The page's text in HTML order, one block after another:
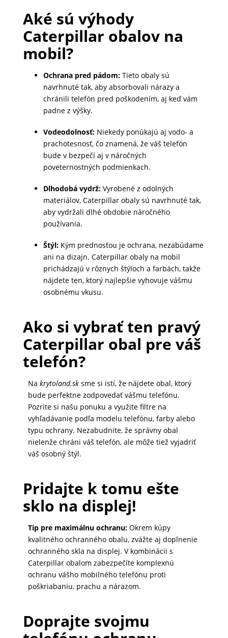
AUTOPRÍSLUŠENSTVO
DOMÁCNOSŤ
FOTO,
AUDIO-
SPOTREBIČE
ŽIVOTNÝ
OUTDOOR
ZDRAVIE
Aké sú výhody
Caterpillar obalov na
mobil?
Ochrana pred pádom:Tieto obaly sú
navrhnuté tak, aby absorbovali nárazy a
chránili telefón pred poškodením, aj keď vám
padne z výšky.
Vodeodolnosť:Niekedy ponúkajú aj vodo- a
prachotesnosť, čo znamená, že váš telefón
bude v bezpečí aj v náročných
poveternostných podmienkach.
Dlhodobá vydrž:Vyrobené z odolných
materiálov, Caterpillar obaly sú navrhnuté tak,
aby vydržali dlhé obdobie náročného
používania.
Štýl:Kým prednosťou je ochrana, nezabúdame
ani na dizajn. Caterpillar obaly na mobil
prichádzajú v rôznych štýloch a farbách, takže
nájdete ten, ktorý najlepšie vyhovuje vášmu
osobnému vkusu.
Ako si vybrať ten pravý
Caterpillar obal pre váš
telefón?
Na krytoland.sksme si istí, že nájdete obal, ktorý
bude perfektne zodpovedať vášmu telefónu.
Pozrite si našu ponuku a využite filtre na
vyhľadávanie podľa modelu telefónu, farby alebo
typu ochrany. Nezabudnite, že správny obal
nielenže chráni váš telefón, ale môže tiež vyjadriť
váš osobný štýl.
Pridajte k tomu ešte
sklo na displej!
Tip pre maximálnu ochranu:Okrem kúpy
kvalitného ochranného obalu, zvážte aj doplnenie
ochranného skla na displej. V kombinácii s
Caterpillar obalom zabezpečíte komplexnú
ochranu vášho mobilného telefónu proti
poškriabaniu, prachu a nárazom.
Doprajte svojmu